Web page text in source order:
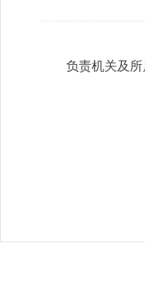
负责机关及所